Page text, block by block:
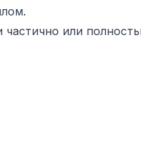
частично или